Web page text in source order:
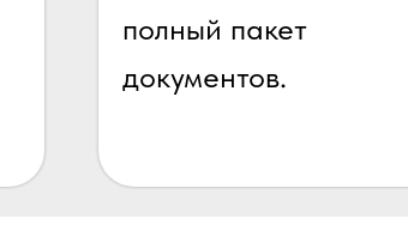
полный пакет
документов.